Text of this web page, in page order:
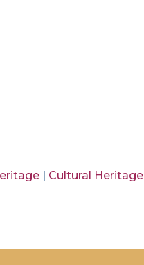
Cultural Heritage